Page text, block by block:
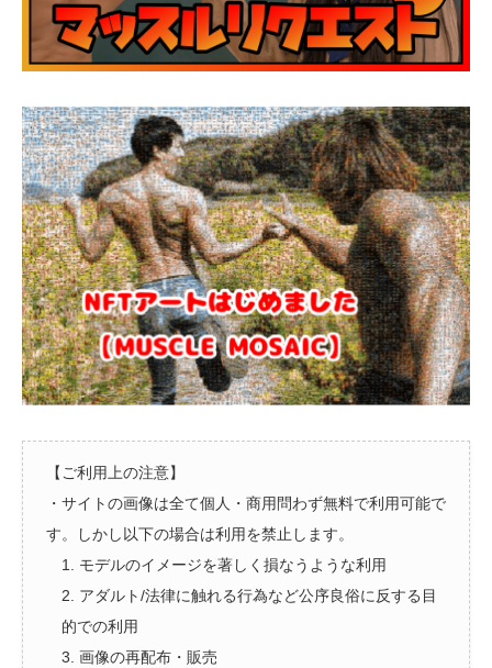
【ご利用上の注意】
・サイトの画像は全て個人・商用問わず無料で利用可能で
す。しかし以下の場合は利用を禁止します。
1. モデルのイメージを著しく損なうような利用
2. アダルト/法律に触れる行為など公序良俗に反する目
的での利用
3. 画像の再配布・販売